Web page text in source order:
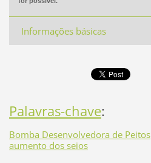
Informações básicas
Palavras-chave:
Bomba Desenvolvedora de Peitos
aumento dos seios